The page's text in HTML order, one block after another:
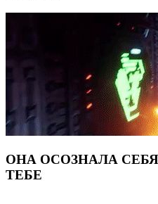
ОНА ОСОЗНАЛА
ТЕБЕ